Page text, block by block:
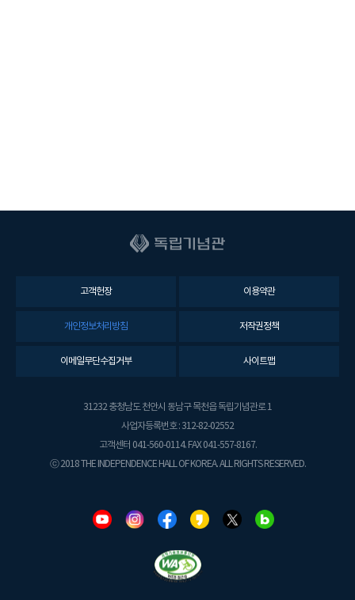
고객헌장 이용약관
개인정보처리방침 저작권정책
이메일무단수집거부 사이트맵
31232 충청남도 천안시 동남구 목천읍 독립기념관로 1
사업자등록번호 : 312-82-02552
고객센터 041-560-0114. FAX 041-557-8167.
ⓒ 2018 THE INDEPENDENCE HALL OF KOREA. ALL RIGHTS RESERVED.